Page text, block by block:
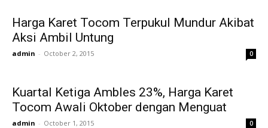
Harga Karet Tocom Terpukul Mundur Akibat
Aksi Ambil Untung
admin - October 2, 2015 0
Kuartal Ketiga Ambles 23%, Harga Karet
Tocom Awali Oktober dengan Menguat
admin - October 1, 2015 0